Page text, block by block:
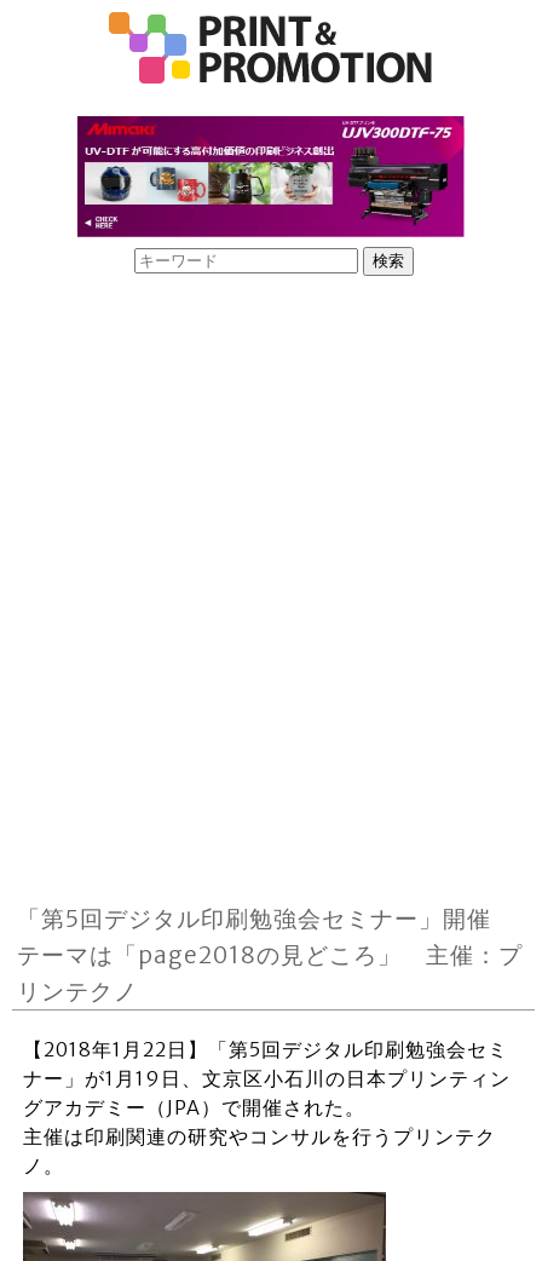
「第5回デジタル印刷勉強会セミナー」開催
テーマは「page2018の見どころ」 主催：プ
リンテクノ
【2018年1月22日】「第5回デジタル印刷勉強会セミ
ナー」が1月19日、文京区小石川の日本プリンティン
グアカデミー（JPA）で開催された。
主催は印刷関連の研究やコンサルを行うプリンテク
ノ。